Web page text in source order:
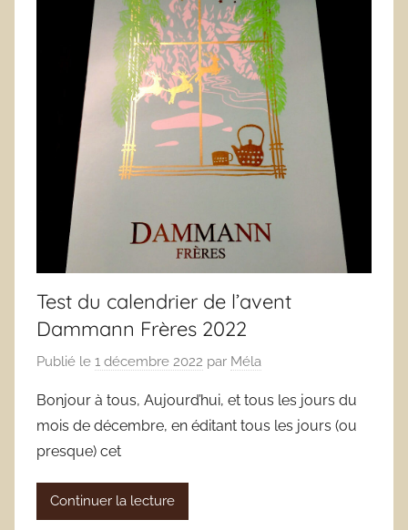
Test du calendrier de l’avent
Dammann Frères 2022
Publié le 1 décembre 2022 par Méla
Bonjour à tous, Aujourd’hui, et tous les jours du
mois de décembre, en éditant tous les jours (ou
presque) cet
Continuer la lecture